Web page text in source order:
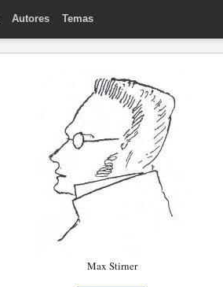
Autores Temas
Max Stirner